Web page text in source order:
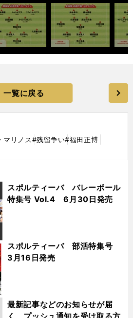
一覧に戻る
マリノス#残留争い#福田正博
スポルティーバ バレーボール
特集号 Vol.4 6月30日発売
スポルティーバ 部活特集号
3月16日発売
最新記事などのお知らせが届
く プッシュ通知を受け取る方